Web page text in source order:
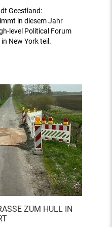
Geestland:
in diesem Jahr
level Political Forum
New York teil.
ZUM HULL IN A